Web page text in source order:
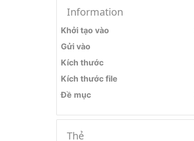
Information
Khởi tạo vào
Gửi vào
Kích thước
Kích thước file
Đề mục
Thẻ